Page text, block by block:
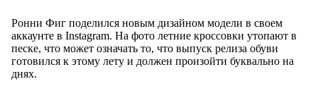
Ронни Фиг поделился новым дизайном модели в своем
аккаунте в Instagram. На фото летние кроссовки утопают в
песке, что может означать то, что выпуск релиза обуви
готовился к этому лету и должен произойти буквально на
днях.